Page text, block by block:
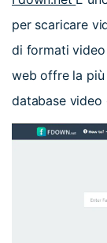
per scaricare
di formati
web offre la
database video